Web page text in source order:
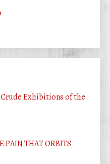
Exhibitions of the
PAIN THAT ORBITS